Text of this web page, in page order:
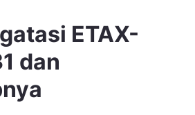
ETAX-
dan